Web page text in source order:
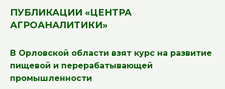
ПУБЛИКАЦИИ «ЦЕНТРА
АГРОАНАЛИТИКИ»
В Орловской области взят курс на развитие
пищевой и перерабатывающей
промышленности